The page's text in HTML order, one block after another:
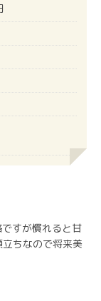
すが慣れると甘
ちなので将来美